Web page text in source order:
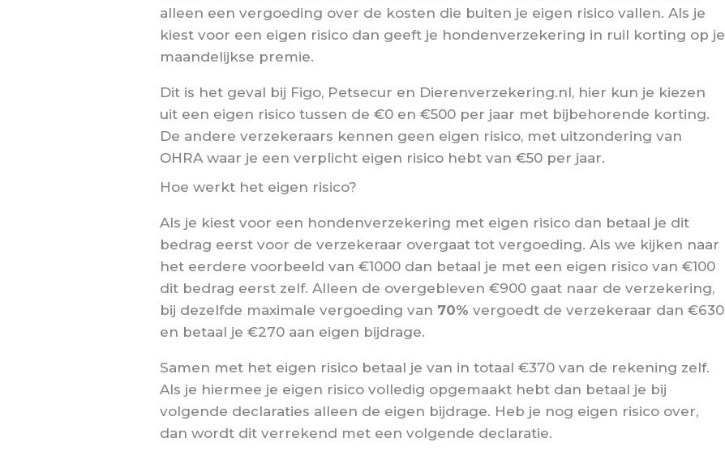
alleen een vergoeding over de kosten die buiten je eigen risico vallen. Als je
kiest voor een eigen risico dan geeft je hondenverzekering in ruil korting op je
maandelijkse premie.
Dit is het geval bij Figo, Petsecur en Dierenverzekering.nl, hier kun je kiezen
uit een eigen risico tussen de €0 en €500 per jaar met bijbehorende korting.
De andere verzekeraars kennen geen eigen risico, met uitzondering van
OHRA waar je een verplicht eigen risico hebt van €50 per jaar.
Hoe werkt het eigen risico?
Als je kiest voor een hondenverzekering met eigen risico dan betaal je dit
bedrag eerst voor de verzekeraar overgaat tot vergoeding. Als we kijken naar
het eerdere voorbeeld van €1000 dan betaal je met een eigen risico van €100
dit bedrag eerst zelf. Alleen de overgebleven €900 gaat naar de verzekering,
bij dezelfde maximale vergoeding van 70% vergoedt de verzekeraar dan €630
en betaal je €270 aan eigen bijdrage.
Samen met het eigen risico betaal je van in totaal €370 van de rekening zelf.
Als je hiermee je eigen risico volledig opgemaakt hebt dan betaal je bij
volgende declaraties alleen de eigen bijdrage. Heb je nog eigen risico over,
dan wordt dit verrekend met een volgende declaratie.